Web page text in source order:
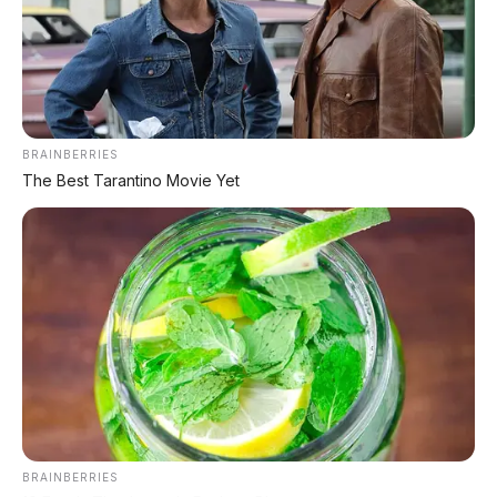
Dengan dimensi sebesar ini, kabin D99 sangat lega.
Kapasitas bagasi mencapai520 liter dalam
konfigurasi normal, dan membengkak menjadi 1.800
literjika baris ketiga dilipat rata ke lantai. Lantai mobil
ini benar-benar rata (flat floor), memudahkan mobilitas
penumpang di dalam kabin.
Desain eksteriornya mengusung gaya"Teknologi
Natural Aesthetics 2.0"– garis-garis bersih, grille
tertutup, dan lampu depanDLP projection
headlightsyang bisa menampilkan pola dan animasi.
Lampu belakangfull-width LED light bar dengan
8.260 LED unitjuga bisa menampilkan emoticon dan
pola interaktif melalui fiturISD smart interactive
display.
Satu unitLiDAR terpasang di atapmenjadi ciri khas
bahwa D99 serius dengan teknologi autonomous
driving. Pintu belakang menggunakan
BRAINBERRIES
The Best Tarantino Movie Yet
BRAINBERRIES